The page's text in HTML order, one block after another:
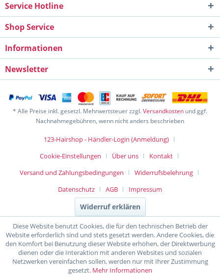
Service Hotline
Shop Service
Informationen
Newsletter
* Alle Preise inkl. gesetzl. Mehrwertsteuer zzgl.Versandkosten und ggf.
Nachnahmegebühren, wenn nicht anders beschrieben
123-Hairshop - Händler-Login (Anmeldung)
Cookie-Einstellungen
Über uns
Kontakt
Versand und Zahlungsbedingungen
Widerrufsbelehrung
Datenschutz
AGB Impressum
Widerruf erklären
Diese Website benutzt Cookies, die für den technischen Betrieb der
Website erforderlich sind und stets gesetzt werden. Andere Cookies, die
den Komfort bei Benutzung dieser Website erhöhen, der Direktwerbung
dienen oder die Interaktion mit anderen Websites und sozialen
Netzwerken vereinfachen sollen, werden nur mit Ihrer Zustimmung
gesetzt. Mehr Informationen